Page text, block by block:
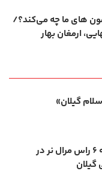
های ما چه می‌کند؟/
ارمغان بهار
گیلان»
ثبت تصاویری از گله ۶ راس مرال نر در